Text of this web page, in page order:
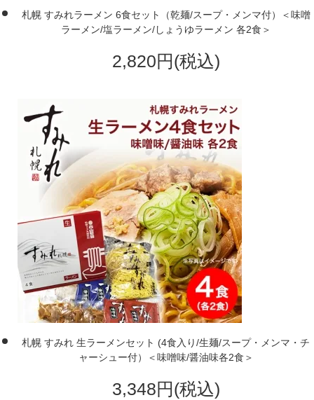
札幌 すみれラーメン 6食セット（乾麺/スープ・メンマ付）＜味噌
ラーメン/塩ラーメン/しょうゆラーメン 各2食＞
2,820円(税込)
札幌 すみれ 生ラーメンセット (4食入り/生麺/スープ・メンマ・チ
ャーシュー付）＜味噌味/醤油味各2食＞
3,348円(税込)